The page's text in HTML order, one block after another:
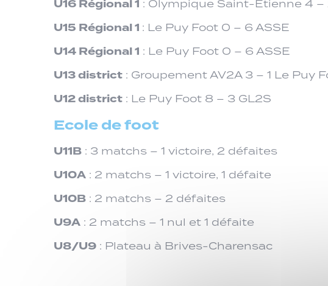
U16 Régional 1 : Olympique Saint-Etienne 4 –
U15 Régional 1 : Le Puy Foot 0 – 6 ASSE
U14 Régional 1 : Le Puy Foot 0 – 6 ASSE
U13 district : Groupement AV2A 3 – 1 Le Puy
U12 district : Le Puy Foot 8 – 3 GL2S
Ecole de foot
U11B : 3 matchs – 1 victoire, 2 défaites
U10A : 2 matchs – 1 victoire, 1 défaite
U10B : 2 matchs – 2 défaites
U9A : 2 matchs – 1 nul et 1 défaite
U8/U9 : Plateau à Brives-Charensac